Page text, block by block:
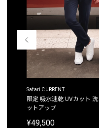
Safari CURRENT
限定 吸水速乾 UVカット
ットアップ
¥49,500